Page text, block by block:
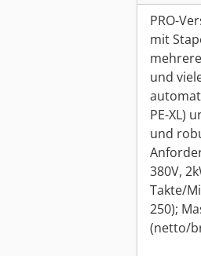
PRO-
mit
und
PE-XL)
und
380V,
Takte/
250);
(netto/